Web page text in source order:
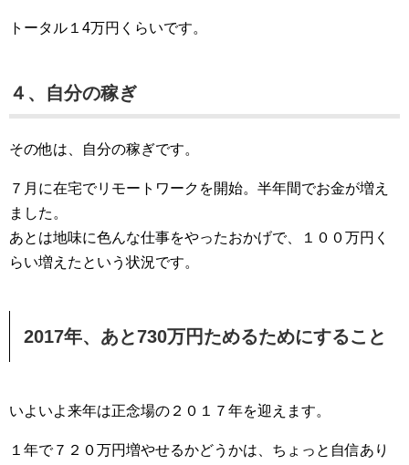
トータル１4万円くらいです。
４、自分の稼ぎ
その他は、自分の稼ぎです。
７月に在宅でリモートワークを開始。半年間でお金が増え
ました。
あとは地味に色んな仕事をやったおかげで、１００万円く
らい増えたという状況です。
2017年、あと730万円ためるためにすること
いよいよ来年は正念場の２０１７年を迎えます。
１年で７２０万円増やせるかどうかは、ちょっと自信あり